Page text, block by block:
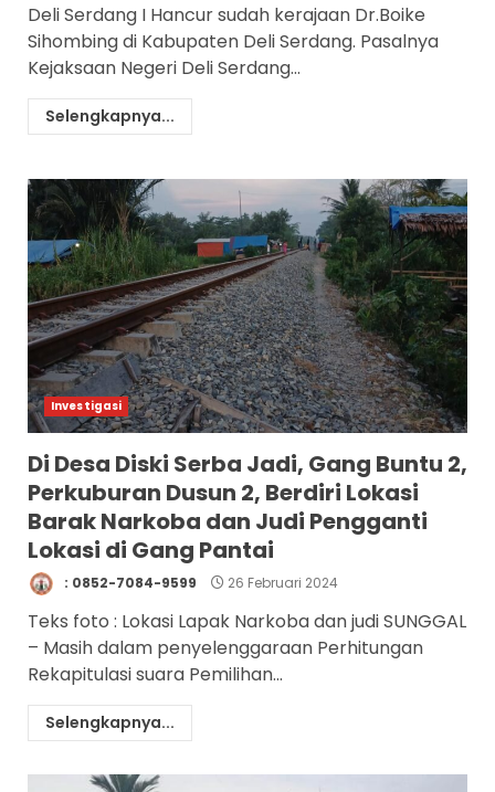
Deli Serdang I Hancur sudah kerajaan Dr.Boike
Sihombing di Kabupaten Deli Serdang. Pasalnya
Kejaksaan Negeri Deli Serdang...
Selengkapnya...
Investigasi
Di Desa Diski Serba Jadi, Gang Buntu 2,
Perkuburan Dusun 2, Berdiri Lokasi
Barak Narkoba dan Judi Pengganti
Lokasi di Gang Pantai
: 0852-7084-9599 26 Februari 2024
Teks foto : Lokasi Lapak Narkoba dan judi SUNGGAL
– Masih dalam penyelenggaraan Perhitungan
Rekapitulasi suara Pemilihan...
Selengkapnya...